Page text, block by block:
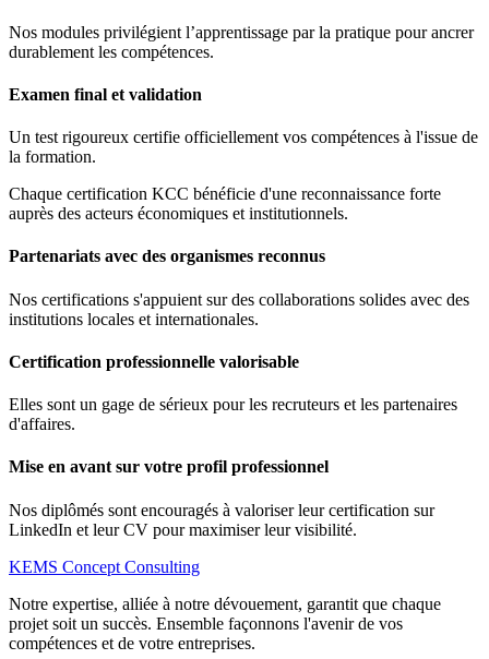
Nos modules privilégient l’apprentissage par la pratique pour ancrer
durablement les compétences.
Examen final et validation
Un test rigoureux certifie officiellement vos compétences à l'issue de
la formation.
Chaque certification KCC bénéficie d'une reconnaissance forte
auprès des acteurs économiques et institutionnels.
Partenariats avec des organismes reconnus
Nos certifications s'appuient sur des collaborations solides avec des
institutions locales et internationales.
Certification professionnelle valorisable
Elles sont un gage de sérieux pour les recruteurs et les partenaires
d'affaires.
Mise en avant sur votre profil professionnel
Nos diplômés sont encouragés à valoriser leur certification sur
LinkedIn et leur CV pour maximiser leur visibilité.
KEMS Concept Consulting
Notre expertise, alliée à notre dévouement, garantit que chaque
projet soit un succès. Ensemble façonnons l'avenir de vos
compétences et de votre entreprises.